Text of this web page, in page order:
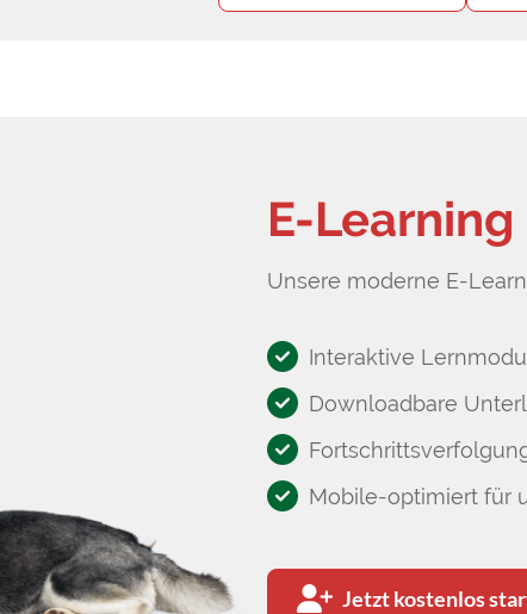
E-
Unsere moderne E-
Interaktive
Downloadbare
Mobile-optimiert für
Jetzt kostenlos